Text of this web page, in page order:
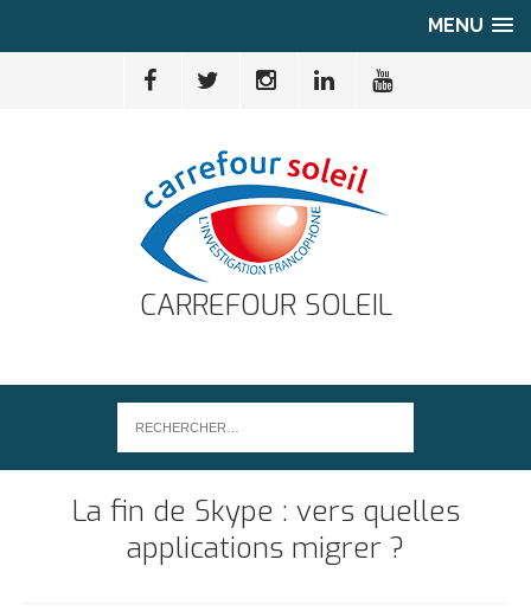
MENU
CARREFOUR SOLEIL
La fin de Skype : vers quelles
applications migrer ?